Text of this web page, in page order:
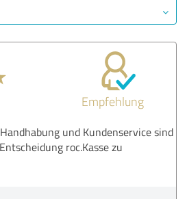
Empfehlung
und Kundenservice sind
roc.Kasse zu